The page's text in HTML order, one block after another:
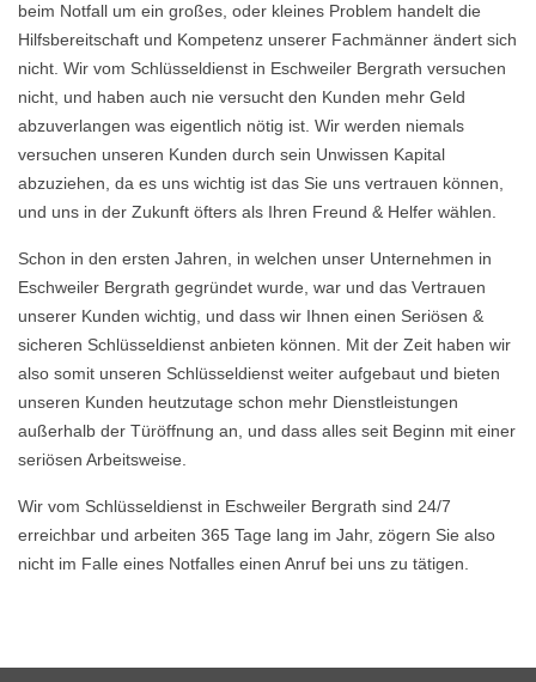
beim Notfall um ein großes, oder kleines Problem handelt die
Hilfsbereitschaft und Kompetenz unserer Fachmänner ändert sich
nicht. Wir vom Schlüsseldienst in Eschweiler Bergrath versuchen
nicht, und haben auch nie versucht den Kunden mehr Geld
abzuverlangen was eigentlich nötig ist. Wir werden niemals
versuchen unseren Kunden durch sein Unwissen Kapital
abzuziehen, da es uns wichtig ist das Sie uns vertrauen können,
und uns in der Zukunft öfters als Ihren Freund & Helfer wählen.
Schon in den ersten Jahren, in welchen unser Unternehmen in
Eschweiler Bergrath gegründet wurde, war und das Vertrauen
unserer Kunden wichtig, und dass wir Ihnen einen Seriösen &
sicheren Schlüsseldienst anbieten können. Mit der Zeit haben wir
also somit unseren Schlüsseldienst weiter aufgebaut und bieten
unseren Kunden heutzutage schon mehr Dienstleistungen
außerhalb der Türöffnung an, und dass alles seit Beginn mit einer
seriösen Arbeitsweise.
Wir vom Schlüsseldienst in Eschweiler Bergrath sind 24/7
erreichbar und arbeiten 365 Tage lang im Jahr, zögern Sie also
nicht im Falle eines Notfalles einen Anruf bei uns zu tätigen.